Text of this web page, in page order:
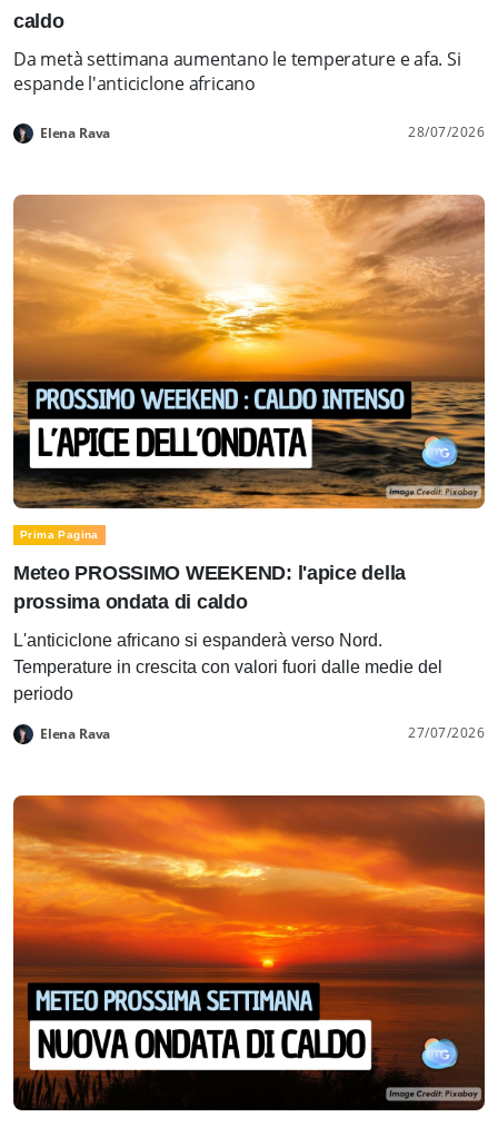
caldo
Da metà settimana aumentano le temperature e afa. Si
espande l'anticiclone africano
Elena Rava 28/07/2026
Prima Pagina
Meteo PROSSIMO WEEKEND: l'apice della
prossima ondata di caldo
L'anticiclone africano si espanderà verso Nord.
Temperature in crescita con valori fuori dalle medie del
periodo
Elena Rava 27/07/2026